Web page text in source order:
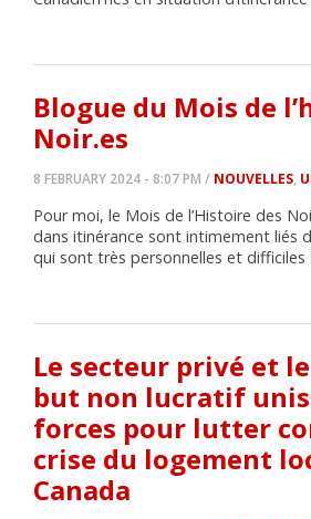
Blogue du Mois de
Noir.es
8 FEBRUARY 2024 - 8:07 PM / NOUVELLES,
Pour moi, le Mois de l’Histoire des
dans itinérance sont intimement liés
qui sont très personnelles et difficiles
Le secteur privé et
but non lucratif
forces pour lutter
crise du logement
Canada